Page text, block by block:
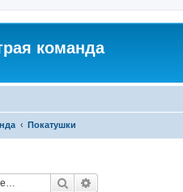
команда
Покатушки
Поиск